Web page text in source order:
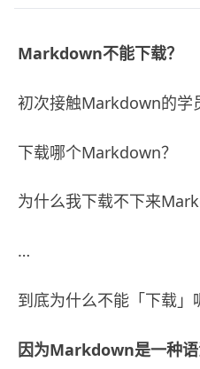
Markdown不能下载？
初次接触Markdown的学
下载哪个Markdown？
为什么我下载不下来
…
到底为什么不能「下载」
因为Markdown是一种